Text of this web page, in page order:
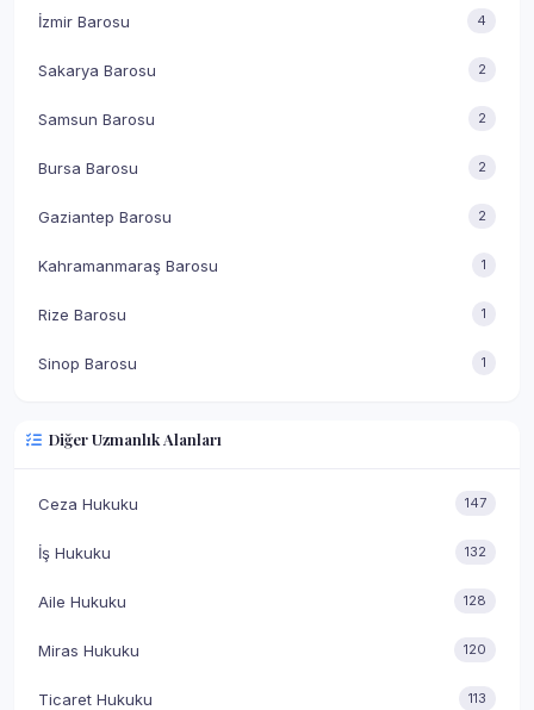
Adana 1
Mersin 1
Kahramanmaraş 1
Zonguldak 1
Elazığ 1
İzmir Barosu 4
Sakarya Barosu 2
Samsun Barosu 2
Bursa Barosu 2
Gaziantep Barosu 2
Kahramanmaraş Barosu 1
Rize Barosu 1
Sinop Barosu 1
Diğer Uzmanlık Alanları
Ceza Hukuku 147
İş Hukuku 132
Aile Hukuku 128
Miras Hukuku 120
Ticaret Hukuku 113